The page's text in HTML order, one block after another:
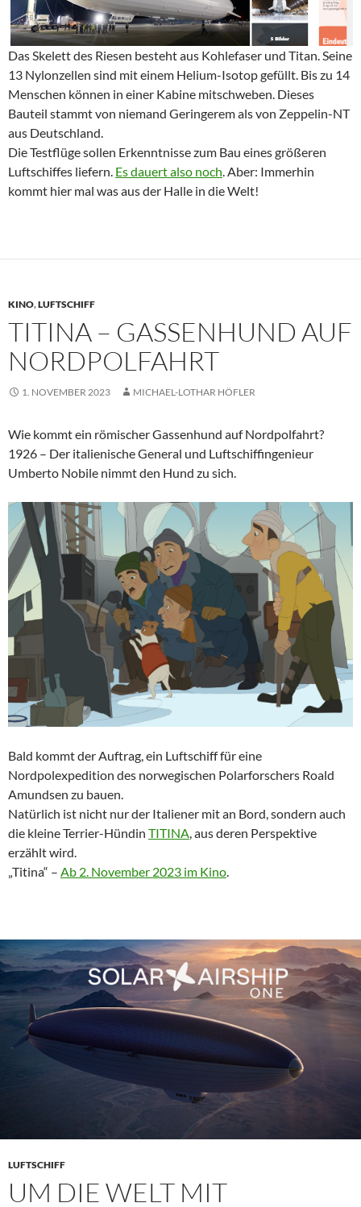
Das Skelett des Riesen besteht aus Kohlefaser und Titan. Seine
13 Nylonzellen sind mit einem Helium-Isotop gefüllt. Bis zu 14
Menschen können in einer Kabine mitschweben. Dieses
Bauteil stammt von niemand Geringerem als von Zeppelin-NT
aus Deutschland.
Die Testflüge sollen Erkenntnisse zum Bau eines größeren
Luftschiffes liefern. Es dauert also noch. Aber: Immerhin
kommt hier mal was aus der Halle in die Welt!
KINO,LUFTSCHIFF
TITINA – GASSENHUND AUF
NORDPOLFAHRT
1. NOVEMBER 2023 MICHAEL-LOTHAR HÖFLER
Wie kommt ein römischer Gassenhund auf Nordpolfahrt?
1926 – Der italienische General und Luftschiffingenieur
Umberto Nobile nimmt den Hund zu sich.
Bald kommt der Auftrag, ein Luftschiff für eine
Nordpolexpedition des norwegischen Polarforschers Roald
Amundsen zu bauen.
Natürlich ist nicht nur der Italiener mit an Bord, sondern auch
die kleine Terrier-Hündin TITINA, aus deren Perspektive
erzählt wird.
„Titina“ – Ab 2. November 2023 im Kino.
LUFTSCHIFF
UM DIE WELT MIT